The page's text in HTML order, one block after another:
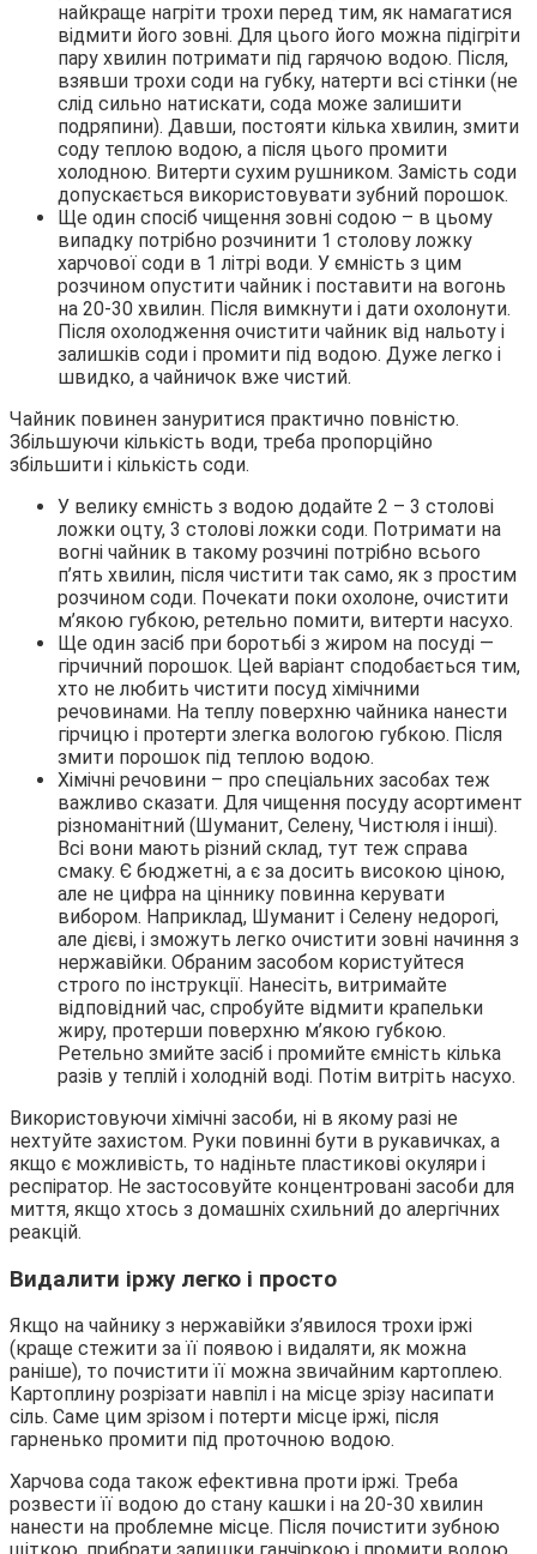
найкраще нагріти трохи перед тим, як намагатися
відмити його зовні. Для цього його можна підігріти
пару хвилин потримати під гарячою водою. Після,
взявши трохи соди на губку, натерти всі стінки (не
слід сильно натискати, сода може залишити
подряпини). Давши, постояти кілька хвилин, змити
соду теплою водою, а після цього промити
холодною. Витерти сухим рушником. Замість соди
допускається використовувати зубний порошок.
Ще один спосіб чищення зовні содою – в цьому
випадку потрібно розчинити 1 столову ложку
харчової соди в 1 літрі води. У ємність з цим
розчином опустити чайник і поставити на вогонь
на 20-30 хвилин. Після вимкнути і дати охолонути.
Після охолодження очистити чайник від нальоту і
залишків соди і промити під водою. Дуже легко і
швидко, а чайничок вже чистий.
Чайник повинен зануритися практично повністю.
Збільшуючи кількість води, треба пропорційно
збільшити і кількість соди.
У велику ємність з водою додайте 2 – 3 столові
ложки оцту, 3 столові ложки соди. Потримати на
вогні чайник в такому розчині потрібно всього
п’ять хвилин, після чистити так само, як з простим
розчином соди. Почекати поки охолоне, очистити
м’якою губкою, ретельно помити, витерти насухо.
Ще один засіб при боротьбі з жиром на посуді —
гірчичний порошок. Цей варіант сподобається тим,
хто не любить чистити посуд хімічними
речовинами. На теплу поверхню чайника нанести
гірчицю і протерти злегка вологою губкою. Після
змити порошок під теплою водою.
Хімічні речовини – про спеціальних засобах теж
важливо сказати. Для чищення посуду асортимент
різноманітний (Шуманит, Селену, Чистюля і інші).
Всі вони мають різний склад, тут теж справа
смаку. Є бюджетні, а є за досить високою ціною,
але не цифра на ціннику повинна керувати
вибором. Наприклад, Шуманит і Селену недорогі,
але дієві, і зможуть легко очистити зовні начиння з
нержавійки. Обраним засобом користуйтеся
строго по інструкції. Нанесіть, витримайте
відповідний час, спробуйте відмити крапельки
жиру, протерши поверхню м’якою губкою.
Ретельно змийте засіб і промийте ємність кілька
разів у теплій і холодній воді. Потім витріть насухо.
Використовуючи хімічні засоби, ні в якому разі не
нехтуйте захистом. Руки повинні бути в рукавичках, а
якщо є можливість, то надіньте пластикові окуляри і
респіратор. Не застосовуйте концентровані засоби для
миття, якщо хтось з домашніх схильний до алергічних
реакцій.
Видалити іржу легко і просто
Якщо на чайнику з нержавійки з’явилося трохи іржі
(краще стежити за її появою і видаляти, як можна
раніше), то почистити її можна звичайним картоплею.
Картоплину розрізати навпіл і на місце зрізу насипати
сіль. Саме цим зрізом і потерти місце іржі, після
гарненько промити під проточною водою.
Харчова сода також ефективна проти іржі. Треба
розвести її водою до стану кашки і на 20-30 хвилин
нанести на проблемне місце. Після почистити зубною